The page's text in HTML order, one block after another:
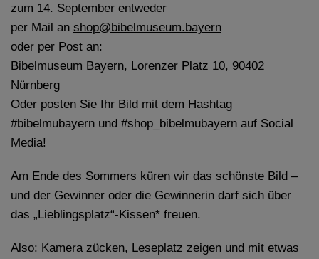
zum 14. September entweder
per Mail an shop@bibelmuseum.bayern
oder per Post an:
Bibelmuseum Bayern, Lorenzer Platz 10, 90402
Nürnberg
Oder posten Sie Ihr Bild mit dem Hashtag
#bibelmubayern und #shop_bibelmubayern auf Social
Media!
Am Ende des Sommers küren wir das schönste Bild –
und der Gewinner oder die Gewinnerin darf sich über
das „Lieblingsplatz“-Kissen* freuen.
Also: Kamera zücken, Leseplatz zeigen und mit etwas